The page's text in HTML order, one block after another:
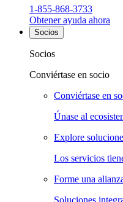
1-855-868-3733
Obtener ayuda ahora
Socios
Socios
Conviértase en socio
Conviértase en
Únase al
Explore
Los servicios
Forme una
Soluciones